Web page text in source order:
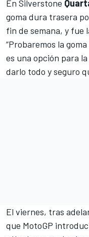
En Silverstone
goma dura trasera
fin de semana, y fue
“Probaremos la
es una opción para
darlo todo y seguro
El viernes, tras
que MotoGP